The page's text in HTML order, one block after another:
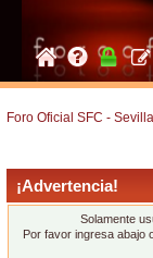
Foro Oficial SFC -
¡Advertencia!
Solamente
Por favor ingresa abajo